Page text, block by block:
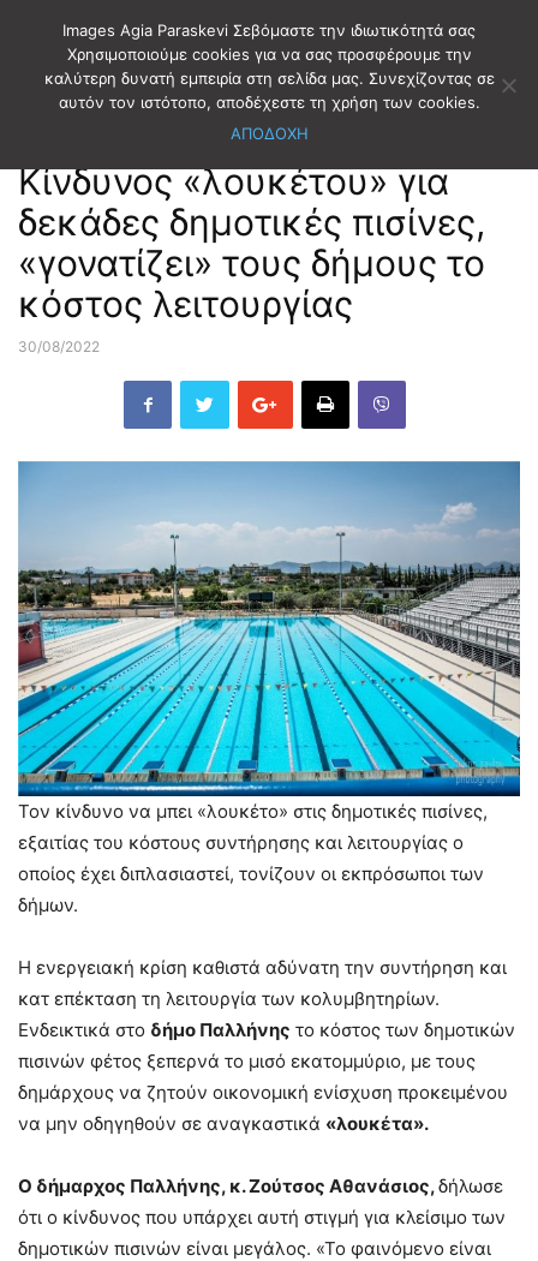
Αρχική ΑΥΤΟΔΙΟΙΚΗΣΗ
Κίνδυνος «λουκέτου» για
δεκάδες δημοτικές πισίνες,
«γονατίζει» τους δήμους το
κόστος λειτουργίας
30/08/2022
Τον κίνδυνο να μπει «λουκέτο» στις δημοτικές πισίνες,
εξαιτίας του κόστους συντήρησης και λειτουργίας ο
οποίος έχει διπλασιαστεί, τονίζουν οι εκπρόσωποι των
δήμων.
Η ενεργειακή κρίση καθιστά αδύνατη την συντήρηση και
κατ επέκταση τη λειτουργία των κολυμβητηρίων.
Ενδεικτικά στο δήμο Παλλήνης το κόστος των δημοτικών
πισινών φέτος ξεπερνά το μισό εκατομμύριο, με τους
δημάρχους να ζητούν οικονομική ενίσχυση προκειμένου
να μην οδηγηθούν σε αναγκαστικά «λουκέτα».
Ο δήμαρχος Παλλήνης, κ. Ζούτσος Αθανάσιος,δήλωσε
ότι ο κίνδυνος που υπάρχει αυτή στιγμή για κλείσιμο των
δημοτικών πισινών είναι μεγάλος. «Το φαινόμενο είναι
Images Agia Paraskevi Σεβόμαστε την ιδιωτικότητά σας
Χρησιμοποιούμε cookies για να σας προσφέρουμε την
καλύτερη δυνατή εμπειρία στη σελίδα μας. Συνεχίζοντας σε
αυτόν τον ιστότοπο, αποδέχεστε τη χρήση των cookies.
ΑΠΟΔΟΧΗ